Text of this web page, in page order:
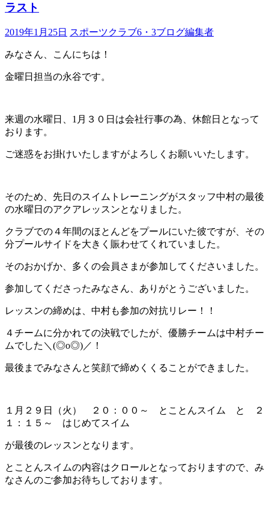
ラスト
2019年1月25日 スポーツクラブ6・3ブログ編集者
みなさん、こんにちは！
金曜日担当の永谷です。
来週の水曜日、1月３０日は会社行事の為、休館日となって
おります。
ご迷惑をお掛けいたしますがよろしくお願いいたします。
そのため、先日のスイムトレーニングがスタッフ中村の最後
の水曜日のアクアレッスンとなりました。
クラブでの４年間のほとんどをプールにいた彼ですが、その
分プールサイドを大きく賑わせてくれていました。
そのおかげか、多くの会員さまが参加してくださいました。
参加してくださったみなさん、ありがとうございました。
レッスンの締めは、中村も参加の対抗リレー！！
４チームに分かれての決戦でしたが、優勝チームは中村チー
ムでした＼(◎o◎)／！
最後までみなさんと笑顔で締めくくることができました。
１月２９日（火） ２０：００～ とことんスイム と ２
１：１５～ はじめてスイム
が最後のレッスンとなります。
とことんスイムの内容はクロールとなっておりますので、み
なさんのご参加お待ちしております。